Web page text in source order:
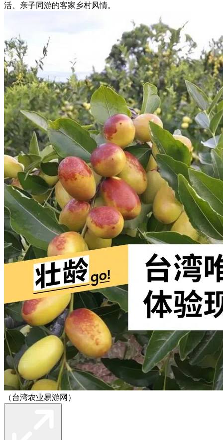
活、亲子同游的客家乡村风情。
（台湾农业易游网）